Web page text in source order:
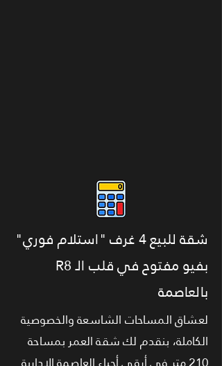
شقة للبيع 4 غرف "استلام فوري"
بفيو مفتوح في قلب الـ R8
بالعاصمة
لعشاق المساحات الشاسعة والخصوصية
الكاملة، بنقدم لك شقة العمر بمساحة